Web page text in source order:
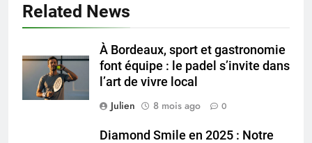
Related News
À Bordeaux, sport et gastronomie
font équipe : le padel s’invite dans
l’art de vivre local
Julien
8 mois ago 0
Diamond Smile en 2025 : Notre